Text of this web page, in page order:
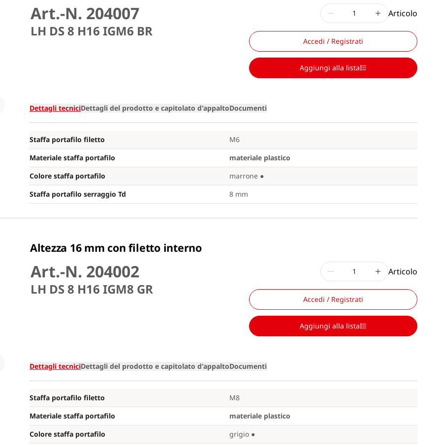
Art.-N. 204007
LH DS 8 H16 IGM6 BR
Loading
Articolo
Accedi / Registrati
Aggiungi alla lista
Dettagli tecniciDettagli del prodotto e capitolato d'appaltoDocumenti
Staffa portafilo filetto
M6
Materiale staffa portafilo
materiale plastico
Colore staffa portafilo
marrone ●
Staffa portafilo serraggio Td
8 mm
Altezza 16 mm con filetto interno
Art.-N. 204002
LH DS 8 H16 IGM8 GR
Loading
Articolo
Accedi / Registrati
Aggiungi alla lista
Dettagli tecniciDettagli del prodotto e capitolato d'appaltoDocumenti
Staffa portafilo filetto
M8
Materiale staffa portafilo
materiale plastico
Colore staffa portafilo
grigio ●